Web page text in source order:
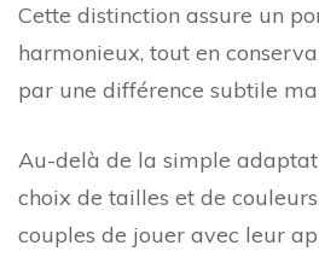
Cette distinction assure un
harmonieux, tout en
par une différence subtile
Au-delà de la simple
choix de tailles et de
couples de jouer avec leur